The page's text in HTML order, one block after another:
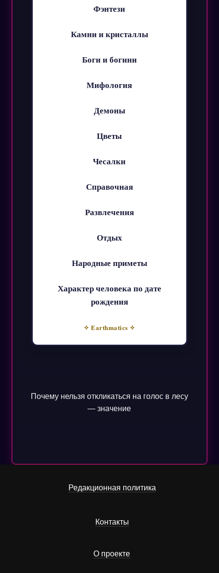
Фэнтези
Камни и кристаллы
Боги и богини
Мифология
Демоны
Цветы
Чесалки
Справочная
Развлечения
Отдых
Народные приметы
Характер человека по дате
рождения
✧ Earthmatics ✧
Почему нельзя откликаться на голос в лесу
— значение
Редакционная политика
Контакты
О проекте